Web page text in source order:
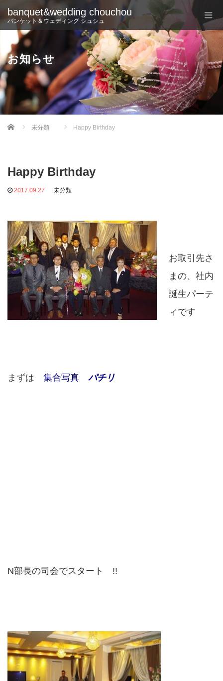
banquet&wedding chouchou
バンケット＆ウェディング シュシュ
お知らせ
Home 未分類 Happy Birthday
Happy Birthday
2017.09.27 未分類
お取引先さ
まの、社内
誕生パーテ
ィです
まずは 集合写真 パチリ
N部長の司会でスタート !!